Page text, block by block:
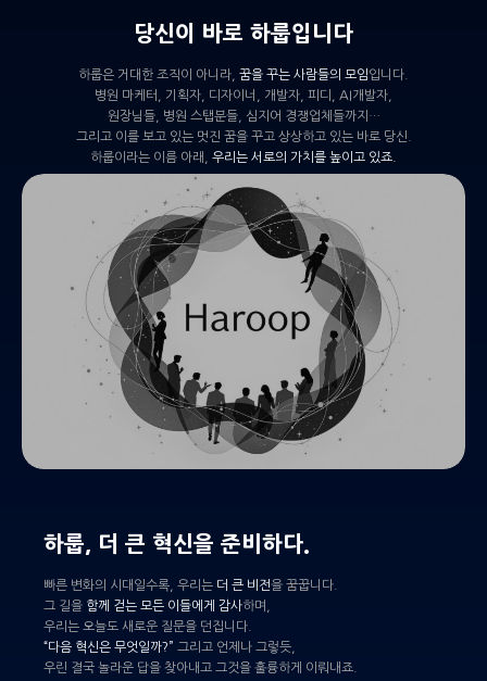
당신이 바로 하룹입니다
하룹은 거대한 조직이 아니라, 꿈을 꾸는 사람들의 모임입니다.
병원 마케터, 기획자, 디자이너, 개발자, 피디, AI개발자,
원장님들, 병원 스탭분들, 심지어 경쟁업체들까지…
그리고 이를 보고 있는 멋진 꿈을 꾸고 상상하고 있는 바로 당신.
하룹이라는 이름 아래, 우리는 서로의 가치를 높이고 있죠.
하룹, 더 큰 혁신을 준비하다.
빠른 변화의 시대일수록, 우리는 더 큰 비전을 꿈꿉니다.
그 길을 함께 걷는 모든 이들에게 감사하며,
우리는 오늘도 새로운 질문을 던집니다.
“다음 혁신은 무엇일까?” 그리고 언제나 그렇듯,
우린 결국 놀라운 답을 찾아내고 그것을 훌륭하게 이뤄내죠.